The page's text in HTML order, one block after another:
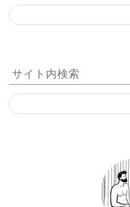
サイト内検索